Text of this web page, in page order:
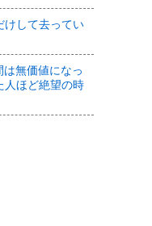
けして去ってい
無価値になっ
人ほど絶望の時